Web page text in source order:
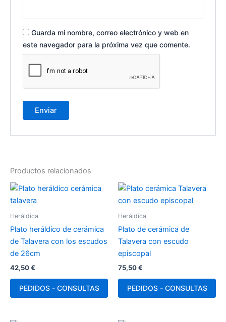
Guarda mi nombre, correo electrónico y web en
este navegador para la próxima vez que comente.
Productos relacionados
Heráldica
Plato heráldico de cerámica
de Talavera con los escudos
de 26cm
42,50€
PEDIDOS - CONSULTAS
Heráldica
Plato de cerámica de
Talavera con escudo
episcopal
75,50€
PEDIDOS - CONSULTAS